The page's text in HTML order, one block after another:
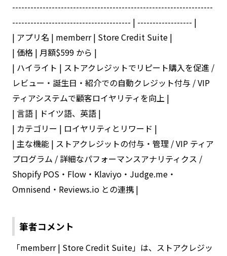
------------------------------------------------------------------
--------------------------------------- | ------------------ |
| アプリ名 | memberr | Store Credit Suite |
| 価格 | 月額$599 から |
| ハイライト | ストアクレジットでリピート購入を促進 /
レビュー・誕生日・紹介での自動クレジット付与 / VIP
ティアシステムで顧客ロイヤリティを向上 |
| 言語 | ドイツ語、英語 |
| カテゴリー | ロイヤリティとリワード |
| 主な機能 | ストアクレジットの付与・管理 / VIP ティア
プログラム / 詳細なパフォーマンスアナリティクス /
Shopify POS・Flow・Klaviyo・Judge.me・
Omnisend・Reviews.io との連携 |
筆者コメント
「memberr | Store Credit Suite」は、ストアクレジッ